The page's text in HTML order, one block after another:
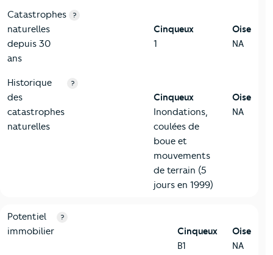
Catastrophes
naturelles
depuis 30
ans
?
Cinqueux
1
Oise
NA
Historique
des
catastrophes
naturelles
?
Cinqueux
Inondations,
coulées de
boue et
mouvements
de terrain (5
jours en 1999)
Oise
NA
10-Logement
Critères Cinqueux
Potentiel
immobilier
?
Cinqueux
B1
Oise
NA